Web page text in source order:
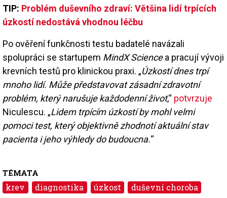
TIP: Problém duševního zdraví: Většina lidí trpících
úzkostí nedostává vhodnou léčbu
Po ověření funkčnosti testu badatelé navázali
spolupráci se startupem MindX Sciencea pracují vývoji
krevních testů pro klinickou praxi. „Úzkostí dnes trpí
mnoho lidí. Může představovat zásadní zdravotní
problém, který narušuje každodenní život,“ potvrzuje
Niculescu. „Lidem trpícím úzkostí by mohl velmi
pomoci test, který objektivně zhodnotí aktuální stav
pacienta i jeho výhledy do budoucna.“
TÉMATA
krev diagnostika úzkost duševní choroba